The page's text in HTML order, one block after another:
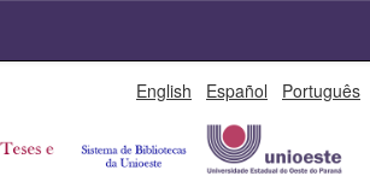
English Español Português